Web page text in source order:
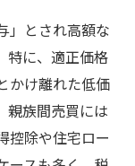
」とされ高額な
特に、適正価格
かけ離れた低価
親族間売買には
控除や住宅ロー